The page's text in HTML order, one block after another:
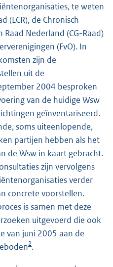
te weten
(LCR), de Chronisch
Nederland (CG-Raad)
(FvO). In
zijn de
uit de
2004 besproken
van de huidige Wsw
geïnventariseerd.
soms uiteenlopende,
partijen hebben als het
de Wsw in kaart gebracht.
zijn vervolgens
verder
concrete voorstellen.
is samen met deze
uitgevoerd die ook
van juni 2005 aan de
2.